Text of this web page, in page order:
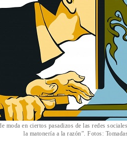
moda en ciertos pasadizos de las redes
la matonería a la razón”. Fotos: